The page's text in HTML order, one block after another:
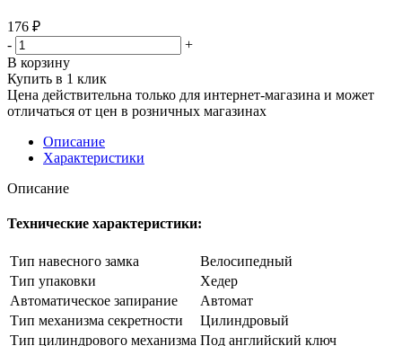
176 ₽
-
+
В корзину
Купить в 1 клик
Цена действительна только для интернет-магазина и может
отличаться от цен в розничных магазинах
Описание
Характеристики
Описание
Технические характеристики:
Тип навесного замка
Велосипедный
Тип упаковки
Хедер
Автоматическое запирание
Автомат
Тип механизма секретности
Цилиндровый
Тип цилиндрового механизма Под английский ключ